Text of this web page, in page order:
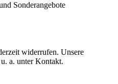
Sonderangebote
widerrufen. Unsere
a. unter Kontakt.